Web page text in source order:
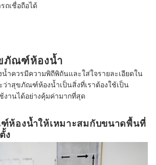
ถเชื่อถือได้
ภัณฑ์ห้องน้ำ
ำควรมีความพิถีพิถันและใส่ใจรายละเอียดใน
ว่าสุขภัณฑ์ห้องน้ำเป็นสิ่งที่เราต้องใช้เป็น
งานได้อย่างคุ้มค่ามากที่สุด
ห้องน้ำให้เหมาะสมกับขนาดพื้นที่
ง